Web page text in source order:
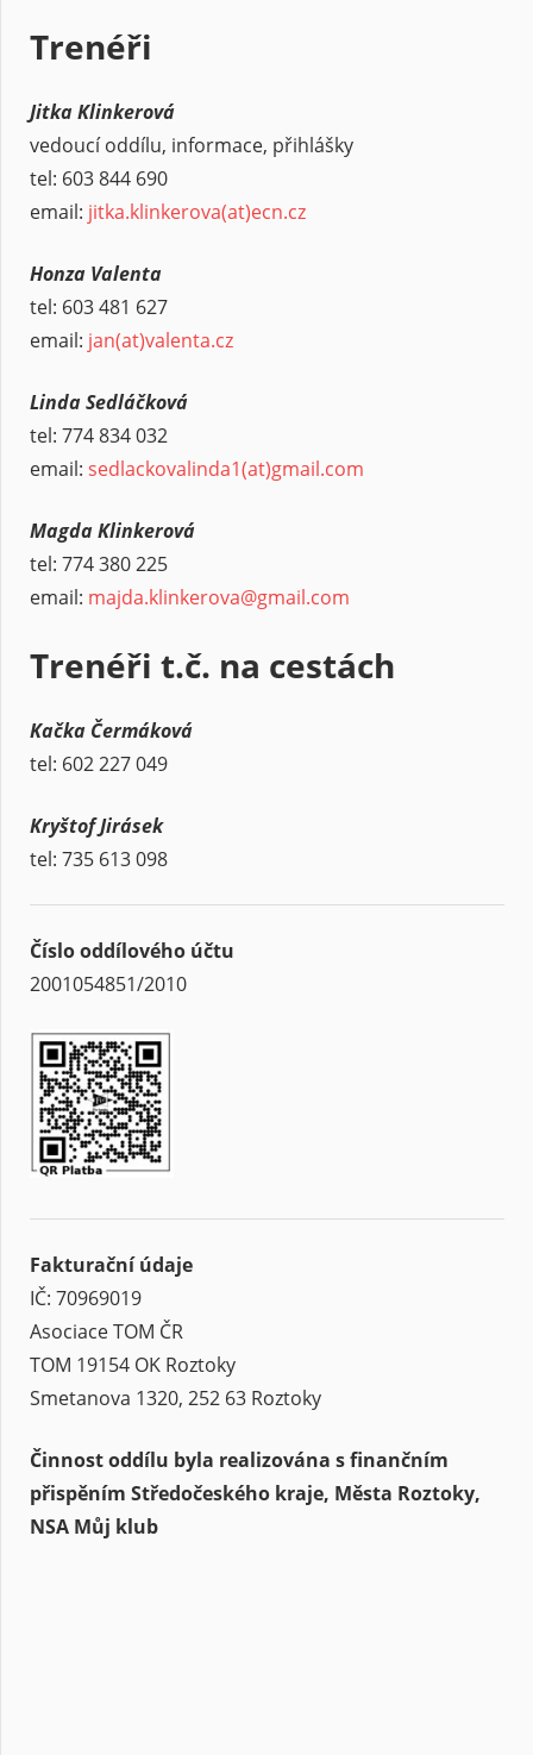
Trenéři
Jitka Klinkerová
vedoucí oddílu, informace, přihlášky
tel: 603 844 690
email: jitka.klinkerova(at)ecn.cz
Honza Valenta
tel: 603 481 627
email: jan(at)valenta.cz
Linda Sedláčková
tel: 774 834 032
email: sedlackovalinda1(at)gmail.com
Magda Klinkerová
tel: 774 380 225
email: majda.klinkerova@gmail.com
Trenéři t.č. na cestách
Kačka Čermáková
tel: 602 227 049
Kryštof Jirásek
tel: 735 613 098
Číslo oddílového účtu
2001054851/2010
Fakturační údaje
IČ: 70969019
Asociace TOM ČR
TOM 19154 OK Roztoky
Smetanova 1320, 252 63 Roztoky
Činnost oddílu byla realizována s finančním
přispěním Středočeského kraje, Města Roztoky,
NSA Můj klub